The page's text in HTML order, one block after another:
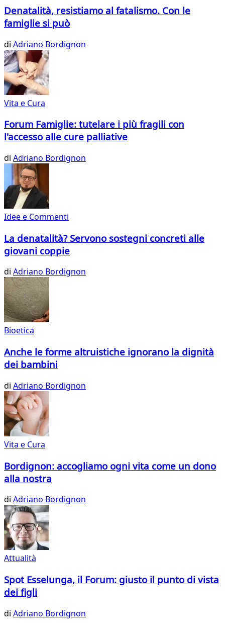
Denatalità, resistiamo al fatalismo. Con le
famiglie si può
di Adriano Bordignon
Vita e Cura
Forum Famiglie: tutelare i più fragili con
l'accesso alle cure palliative
di Adriano Bordignon
Idee e Commenti
La denatalità? Servono sostegni concreti alle
giovani coppie
di Adriano Bordignon
Bioetica
Anche le forme altruistiche ignorano la dignità
dei bambini
di Adriano Bordignon
Vita e Cura
Bordignon: accogliamo ogni vita come un dono
alla nostra
di Adriano Bordignon
Attualità
Spot Esselunga, il Forum: giusto il punto di vista
dei figli
di Adriano Bordignon